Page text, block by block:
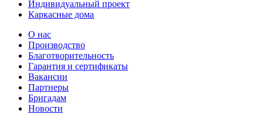
Индивидуальный проект
Каркасные дома
О нас
Производство
Благотворительность
Гарантия и сертификаты
Вакансии
Партнеры
Бригадам
Новости